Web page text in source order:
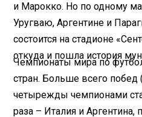
и Марокко. Но по одному
Уругваю, Аргентине и
состоится на стадионе
откуда и пошла история
Чемпионаты мира по
стран. Больше всего побед
четырежды чемпионами
раза – Италия и